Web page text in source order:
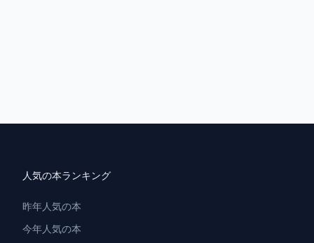
人気の本ランキング
昨年人気の本
今年人気の本